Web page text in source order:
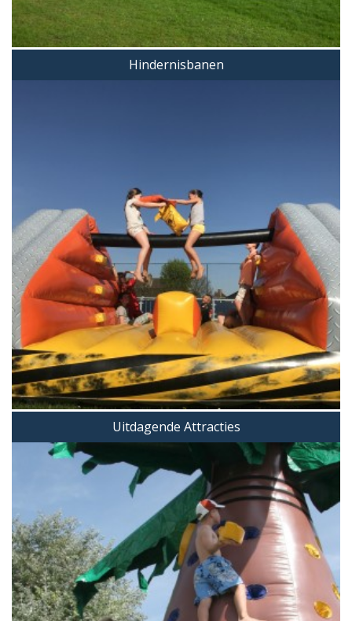
Hindernisbanen
Uitdagende Attracties